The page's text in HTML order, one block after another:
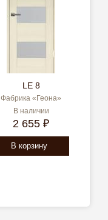
LE 8
Фабрика «Геона»
В наличии
2 655 ₽
В корзину